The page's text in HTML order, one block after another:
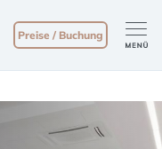
Preise / Buchung